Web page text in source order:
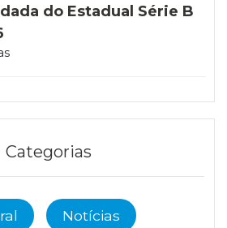
do Estadual Série B
Categorias
Notícias